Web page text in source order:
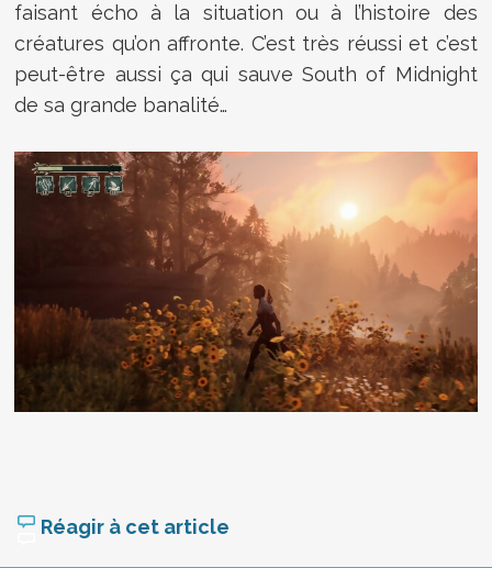
faisant écho à la situation ou à l’histoire des
créatures qu’on affronte. C’est très réussi et c’est
peut-être aussi ça qui sauve South of Midnight
de sa grande banalité…
Réagir à cet article